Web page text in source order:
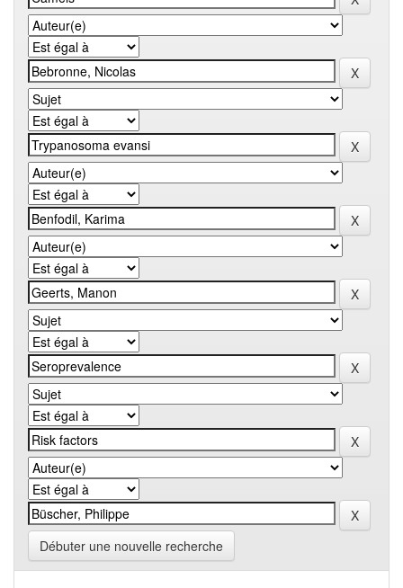
Débuter une nouvelle recherche